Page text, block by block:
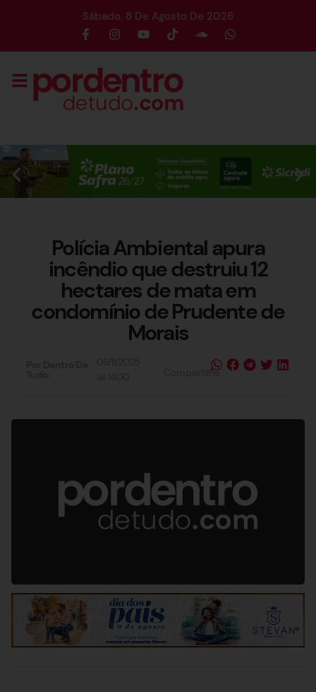
Sábado, 8 De Agosto De 2026
Polícia Ambiental apura
incêndio que destruiu 12
hectares de mata em
condomínio de Prudente de
Morais
Compartilhe